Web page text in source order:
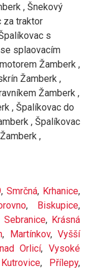
, Šnekový
za traktor
s
splaovacím
Žamberk ,
Žamberk ,
Žamberk ,
, Špalíkovac do
, Špalíkovac
,
, Smrčná, Krhanice,
, Biskupice,
Sebranice, Krásná
, Martínkov,Vyšší
Orlicí,Vysoké
Kutrovice, Přílepy,